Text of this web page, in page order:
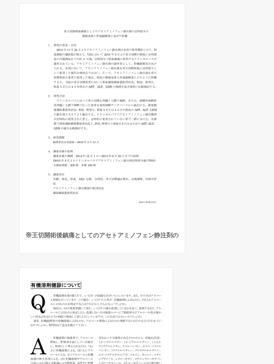
帝王切開術後鎮痛としてのアセトアミノフェン静注剤の